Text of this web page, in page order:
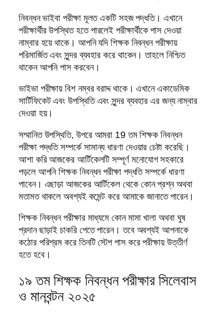
নিবন্ধন ভাইবা পরীক্ষা মূলত একটি সহজ পদ্ধতি। এখানে
পরীক্ষার্থীর উপস্থিত হতে পারলেই পরীক্ষার্থীকে পাস দেওয়া
নাম্বার হয়ে থাকে। আপনি যদি শিক্ষক নিবন্ধন পরীক্ষায়
পরিমার্জিত এবং সুন্দর ব্যবহার করে থাকেন। তাহলে নিশ্চিত
থাকেন আপনি পাস করবেন।
ভাইভা পরীক্ষায় বিশ নম্বর বরাদ্দ থাকে। এখানে একাডেমিক
সার্টিফিকেট এবং উপস্থিতি এবং সুন্দর ব্যবহার এর জন্য নাম্বার
দেওয়া হয়।
সম্মানিত উপস্থিতি, উপরে আমরা 19 তম শিক্ষক নিবন্ধন
পরীক্ষা পদ্ধতি সম্পর্কে সামান্য ধারণা দেওয়ার চেষ্টা করেছি।
আশা করি আজকের আর্টিকেলটি সম্পূর্ণ মনোযোগ সহকারে
পড়লে আপনি শিক্ষক নিবন্ধন পরীক্ষা পদ্ধতি সম্পর্কে ধারণা
পাবেন। এছাড়া আজকের আর্টিকেল থেকে কোন প্রশ্ন অথবা
মতামত থাকলে অবশ্যই কমেন্ট করে আমাকে জানাতে পারেন।
শিক্ষক নিবন্ধন পরীক্ষার মাধ্যমে কোন মামা খালা অথবা ঘুষ
প্রদান ছাড়াই চাকরি পেতে পারেন। তবে অবশ্যই আপনাকে
কঠোর পরিশ্রম করে তিনটি স্টেপ পাস করে পরীক্ষায় উত্তীর্ণ
হতে হবে।
১৯ তম শিক্ষক নিবন্ধন পরীক্ষার সিলেবাস
ও মানবন্টন ২০২৫